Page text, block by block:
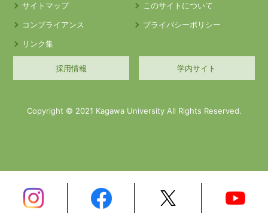
サイトマップ
このサイトについて
コンプライアンス
プライバシーポリシー
リンク集
採用情報 学内サイト
Copyright © 2021 Kagawa University All Rights Reserved.